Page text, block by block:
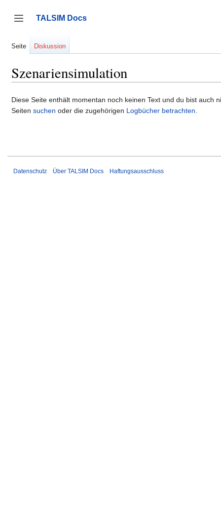
springen
Seitenleiste umschalten
TALSIM Docs
Seite Diskussion
Szenariensimulation
Diese Seite enthält momentan noch keinen Text und du bist auch
Seiten suchen oder die zugehörigen Logbücher betrachten
Datenschutz Über TALSIM Docs Haftungsausschluss